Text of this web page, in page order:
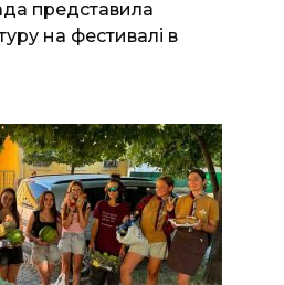
представила
на фестивалі в